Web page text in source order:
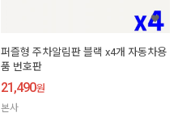
퍼즐형 주차알림판 블랙 x4개 자동차용
품 번호판
21,490원
본사